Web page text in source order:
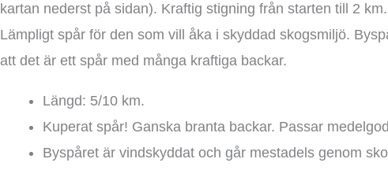
kartan nederst på sidan). Kraftig stigning från starten till 2
Lämpligt spår för den som vill åka i skyddad skogsmiljö.
att det är ett spår med många kraftiga backar.
Längd: 5/10 km.
Kuperat spår! Ganska branta backar. Passar
Byspåret är vindskyddat och går mestadels genom